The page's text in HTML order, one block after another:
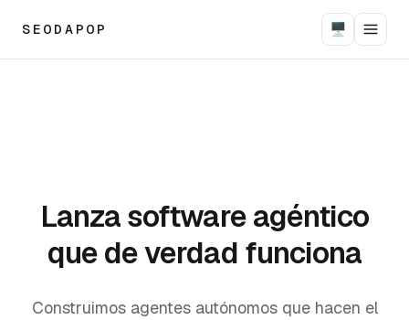
SEODAPOP 🖥
Lanza software agéntico
que de verdad funciona
Construimos agentes autónomos que hacen el